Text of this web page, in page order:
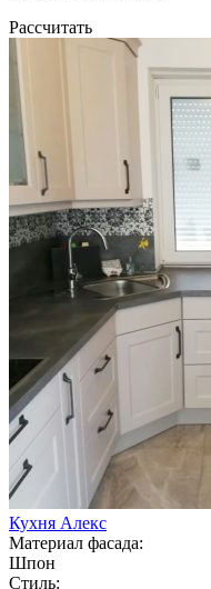
Рассчитать
Кухня Алекс
Материал фасада:
Шпон
Стиль: